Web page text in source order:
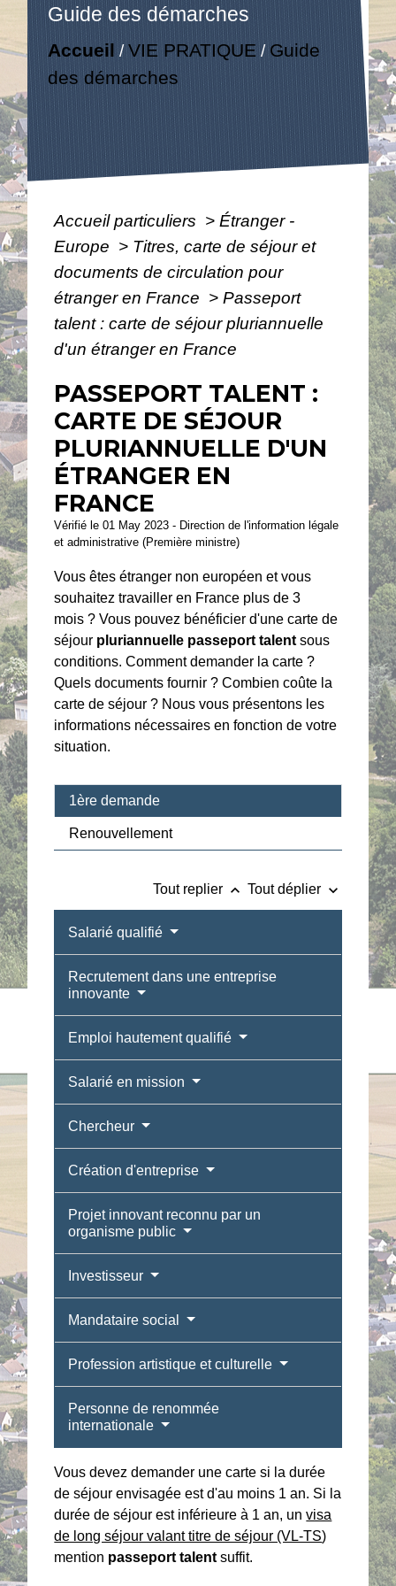
Guide des démarches
Accueil /VIE PRATIQUE / Guide
des démarches
Accueil particuliers > Étranger -
Europe > Titres, carte de séjour et
documents de circulation pour
étranger en France > Passeport
talent : carte de séjour pluriannuelle
d'un étranger en France
PASSEPORT TALENT :
CARTE DE SÉJOUR
PLURIANNUELLE D'UN
ÉTRANGER EN
FRANCE
Vérifié le 01 May 2023 - Direction de l'information légale
et administrative (Première ministre)
Vous êtes étranger non européen et vous
souhaitez travailler en France plus de 3
mois ? Vous pouvez bénéficier d'une carte de
séjour pluriannuelle passeport talentsous
conditions. Comment demander la carte ?
Quels documents fournir ? Combien coûte la
carte de séjour ? Nous vous présentons les
informations nécessaires en fonction de votre
situation.
1ère demande
Renouvellement
Tout replier keyboard_arrow_up Tout déplier keyboard_arrow_down
Salarié qualifié
Recrutement dans une entreprise
innovante
Emploi hautement qualifié
Salarié en mission
Chercheur
Création d'entreprise
Projet innovant reconnu par un
organisme public
Investisseur
Mandataire social
Profession artistique et culturelle
Personne de renommée
internationale
Vous devez demander une carte si la durée
de séjour envisagée est d'au moins 1 an. Si la
durée de séjour est inférieure à 1 an, unvisa
de long séjour valant titre de séjour (VL-TS)
mention passeport talent suffit.